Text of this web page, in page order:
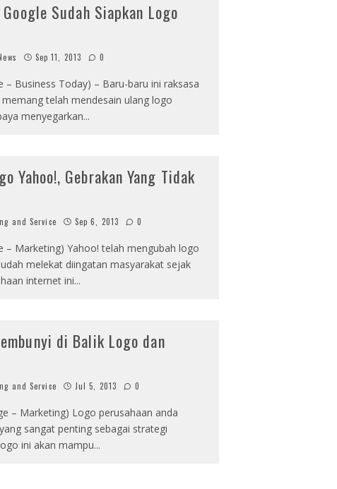
Sudah Siapkan Logo
Sep 11, 2013 0
– Business Today) – Baru-baru ini raksasa
telah mendesain ulang logo
menyegarkan...
Yahoo!, Gebrakan Yang Tidak
and Service Sep 6, 2013 0
– Marketing) Yahoo! telah mengubah logo
melekat diingatan masyarakat sejak
internet ini...
di Balik Logo dan
and Service Jul 5, 2013 0
– Marketing) Logo perusahaan anda
sangat penting sebagai strategi
ini akan mampu...